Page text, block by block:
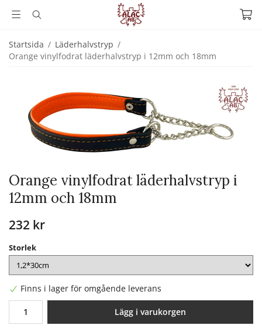
Startsida / Läderhalvstryp /
Orange vinylfodrat läderhalvstryp i 12mm och 18mm
Orange vinylfodrat läderhalvstryp i
12mm och 18mm
232 kr
Storlek
Finns i lager för omgående leverans
Lägg i varukorgen